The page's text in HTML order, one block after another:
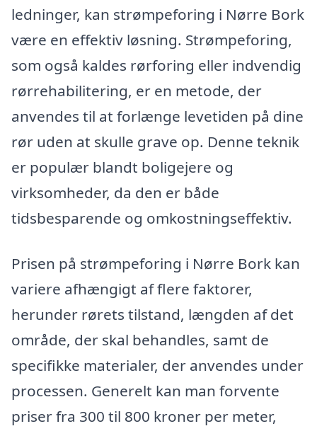
ledninger, kan strømpeforing i Nørre Bork
være en effektiv løsning. Strømpeforing,
som også kaldes rørforing eller indvendig
rørrehabilitering, er en metode, der
anvendes til at forlænge levetiden på dine
rør uden at skulle grave op. Denne teknik
er populær blandt boligejere og
virksomheder, da den er både
tidsbesparende og omkostningseffektiv.
Prisen på strømpeforing i Nørre Bork kan
variere afhængigt af flere faktorer,
herunder rørets tilstand, længden af det
område, der skal behandles, samt de
specifikke materialer, der anvendes under
processen. Generelt kan man forvente
priser fra 300 til 800 kroner per meter,